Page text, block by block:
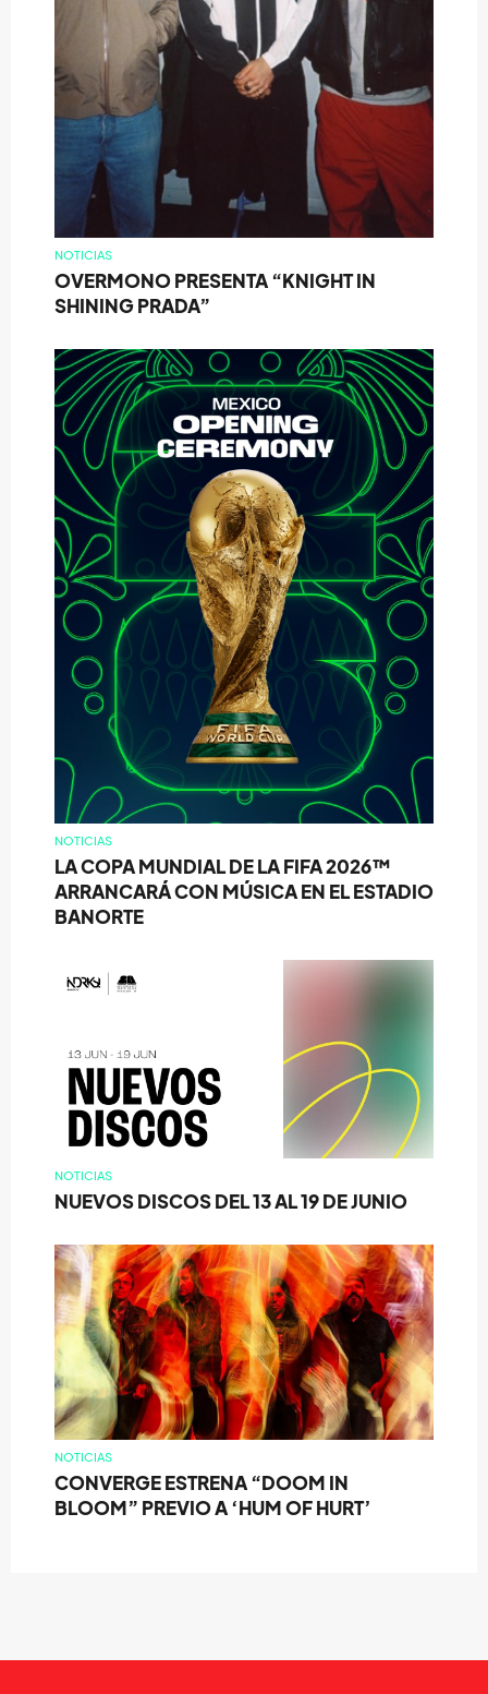
NOTICIAS
OVERMONO PRESENTA “KNIGHT IN
SHINING PRADA”
NOTICIAS
LA COPA MUNDIAL DE LA FIFA 2026™
ARRANCARÁ CON MÚSICA EN EL ESTADIO
BANORTE
NOTICIAS
NUEVOS DISCOS DEL 13 AL 19 DE JUNIO
NOTICIAS
CONVERGE ESTRENA “DOOM IN
BLOOM” PREVIO A ‘HUM OF HURT’